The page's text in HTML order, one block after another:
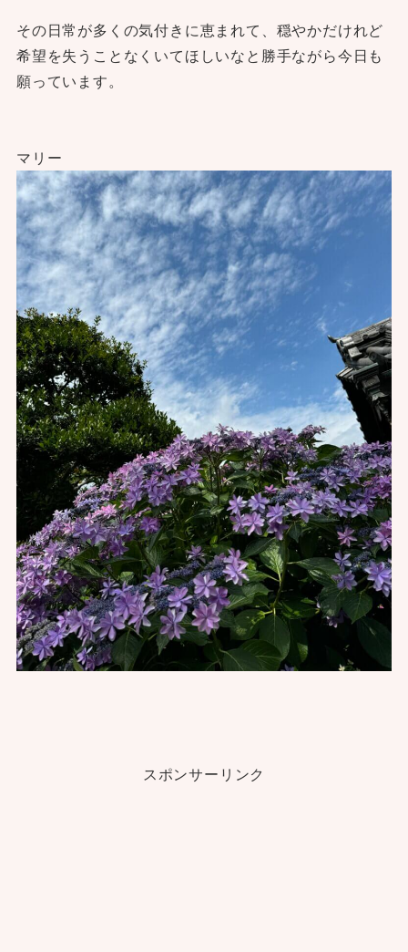
その日常が多くの気付きに恵まれて、穏やかだけれど
希望を失うことなくいてほしいなと勝手ながら今日も
願っています。
マリー
スポンサーリンク